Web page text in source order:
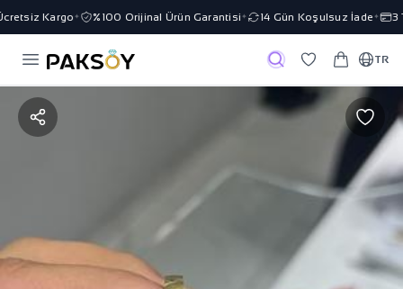
Kargo✦ %100 Orijinal Ürün Garantisi ✦ 14 Gün Koşulsuz İade✦ 3
TR